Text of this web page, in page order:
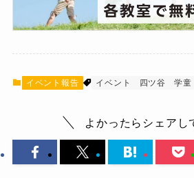
イベント報告 イベント 四ツ谷 学童
よかったらシェアし